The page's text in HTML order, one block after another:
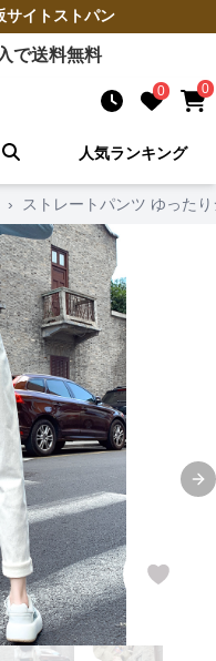
サイト ストパン
で送料無料
0 0
人気ランキング
› ストレートパンツ ゆった